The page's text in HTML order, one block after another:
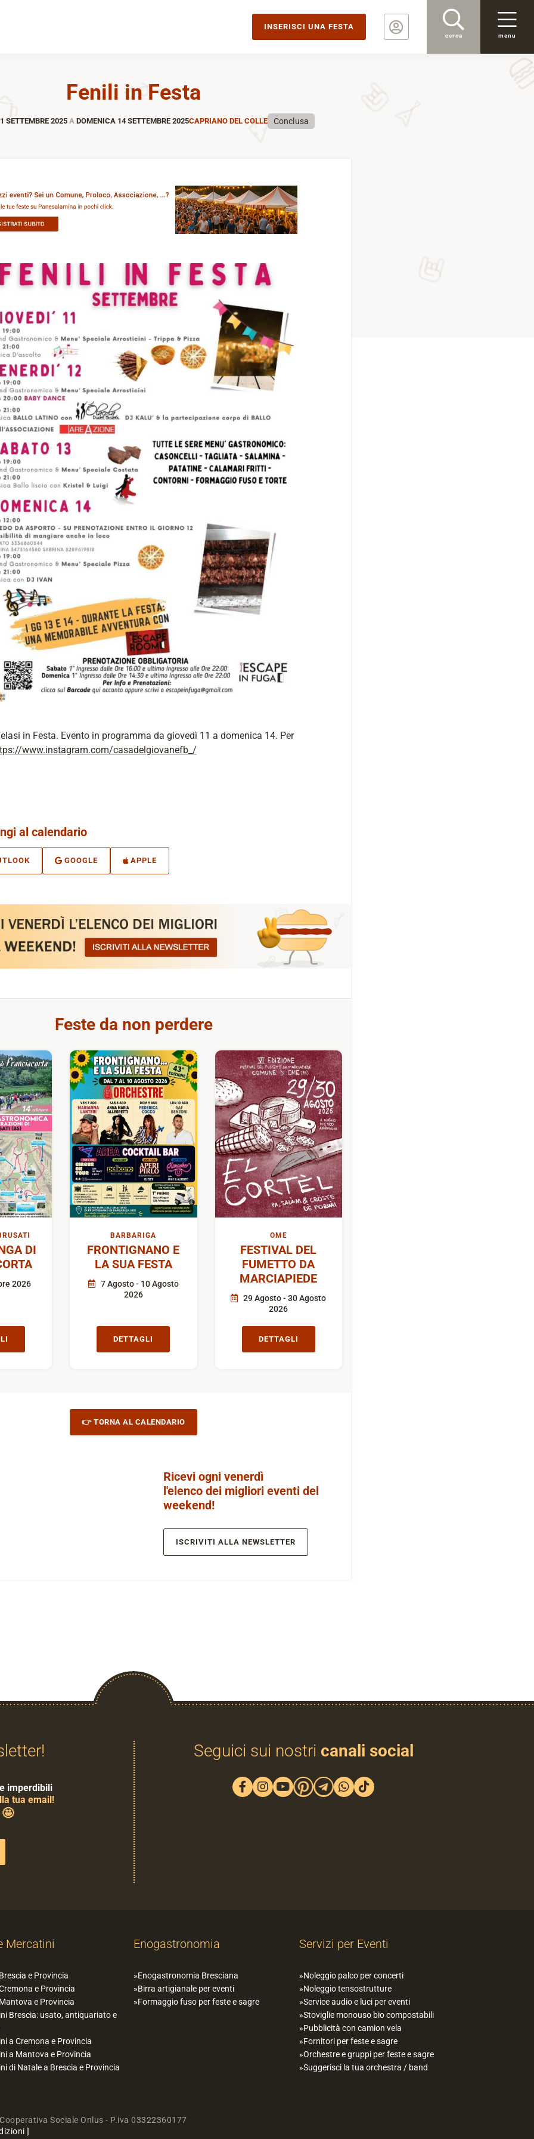
INSERISCI UNA FESTA
cerca menu
Fenili in Festa
SETTEMBRE 2025A DOMENICA 14 SETTEMBRE 2025CAPRIANO DEL COLLE Conclusa
in Festa. Evento in programma da giovedì 11 a domenica 14. Per
www.instagram.com/casadelgiovanefb_/
al calendario
GOOGLE APPLE
Feste da non perdere
DI
2026
BARBARIGA
FRONTIGNANO E
LA SUA FESTA
7 Agosto - 10 Agosto
2026
DETTAGLI
OME
FESTIVAL DEL
FUMETTO DA
MARCIAPIEDE
29 Agosto - 30 Agosto
2026
DETTAGLI
👉 TORNA AL CALENDARIO
Ricevi ogni venerdì
l'elenco dei migliori eventi del
weekend!
ISCRIVITI ALLA NEWSLETTER
imperdibili
tua email!
🤩
Seguici sui nostri canali social
Mercatini
e Provincia
e Provincia
e Provincia
Brescia: usato, antiquariato e
a Cremona e Provincia
a Mantova e Provincia
di Natale a Brescia e Provincia
Enogastronomia
Enogastronomia Bresciana
Birra artigianale per eventi
Formaggio fuso per feste e sagre
Servizi per Eventi
Noleggio palco per concerti
Noleggio tensostrutture
Service audio e luci per eventi
Stoviglie monouso bio compostabili
Pubblicità con camion vela
Fornitori per feste e sagre
Orchestre e gruppi per feste e sagre
Suggerisci la tua orchestra / band
Sociale Onlus - P.iva 03322360177